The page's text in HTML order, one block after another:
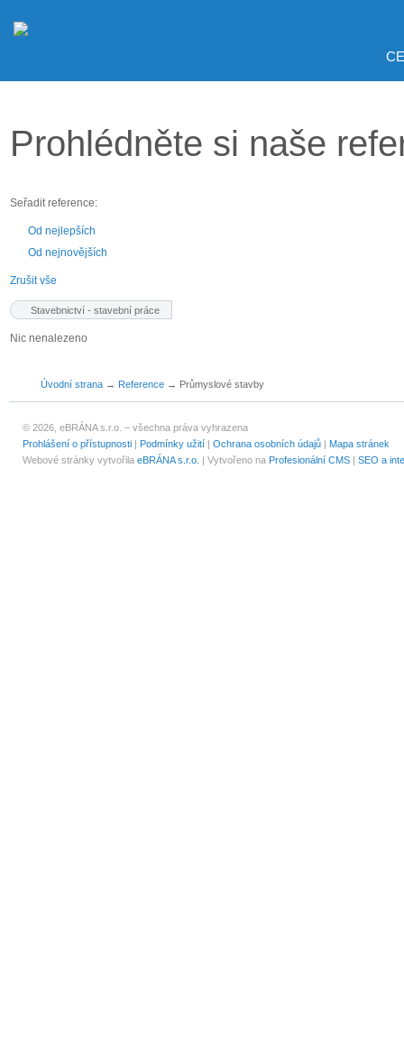
Prohlédněte si naše
Seřadit reference:
Od nejlepších
Od nejnovějších
Zrušit vše
Stavebnictví - stavební práce
Nic nenalezeno
Úvodní strana → Reference → Průmyslové stavby
© 2026, eBRÁNA s.r.o. – všechna práva vyhrazena
Prohlášení o přístupnosti | Podmínky užití | Ochrana osobních údajů | Mapa stránek
Webové stránky vytvořila eBRÁNA s.r.o. | Vytvořeno na Profesionální CMS | SEO a